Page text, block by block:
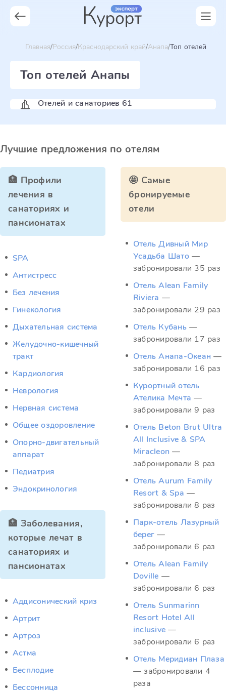
Главная Россия Краснодарский край Анапа Топ отелей
Топ отелей Анапы
Отелей и санаториев 61
Лучшие предложения по отелям
🏥 Профили
лечения в
санаториях и
пансионатах
SPA
Антистресс
Без лечения
Гинекология
Дыхательная система
Желудочно-кишечный
тракт
Кардиология
Неврология
Нервная система
Общее оздоровление
Опорно-двигательный
аппарат
Педиатрия
Эндокринология
🏥 Заболевания,
которые лечат в
санаториях и
пансионатах
Аддисонический криз
Артрит
Артроз
Астма
Бесплодие
Бессонница
🤩 Самые
бронируемые
отели
Отель Дивный Мир
Усадьба Шато —
забронировали 35 раз
Отель Alean Family
Riviera —
забронировали 29 раз
Отель Кубань —
забронировали 17 раз
Отель Анапа-Океан —
забронировали 16 раз
Курортный отель
Ателика Мечта —
забронировали 9 раз
Отель Beton Brut Ultra
All Inclusive & SPA
Miracleon —
забронировали 8 раз
Отель Aurum Family
Resort & Spa —
забронировали 8 раз
Парк-отель Лазурный
берег —
забронировали 6 раз
Отель Alean Family
Doville —
забронировали 6 раз
Отель Sunmarinn
Resort Hotel All
inclusive —
забронировали 6 раз
Отель Меридиан Плаза
— забронировали 4
раза